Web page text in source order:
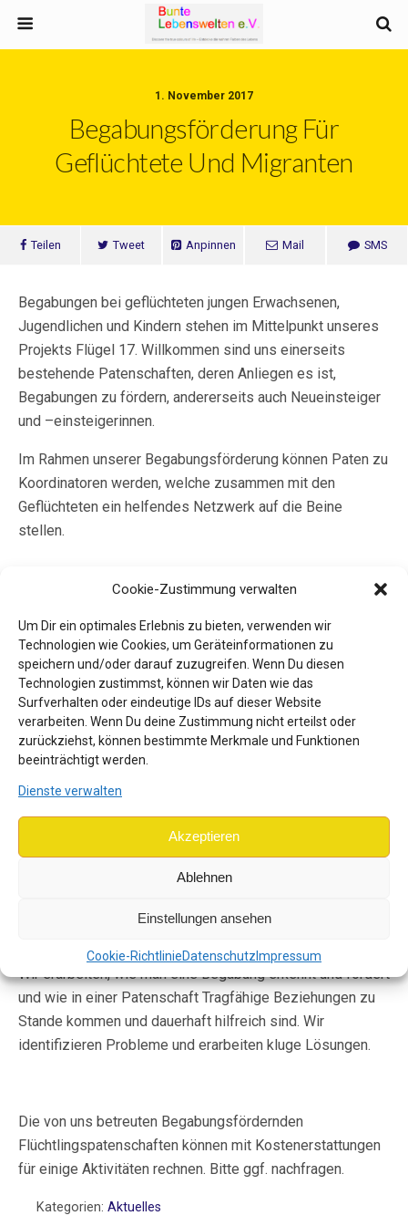
Cookie-Zustimmung verwalten
Um Dir ein optimales Erlebnis zu bieten, verwenden wir
Technologien wie Cookies, um Geräteinformationen zu
speichern und/oder darauf zuzugreifen. Wenn Du diesen
Technologien zustimmst, können wir Daten wie das
Surfverhalten oder eindeutige IDs auf dieser Website
verarbeiten. Wenn Du deine Zustimmung nicht erteilst oder
zurückziehst, können bestimmte Merkmale und Funktionen
beeinträchtigt werden.
Dienste verwalten
Akzeptieren
Ablehnen
Einstellungen ansehen
Cookie-RichtlinieDatenschutzImpressum
1. November 2017
Begabungsförderung Für
Geflüchtete Und Migranten
Teilen Tweet Anpinnen Mail SMS
Begabungen bei geflüchteten jungen Erwachsenen,
Jugendlichen und Kindern stehen im Mittelpunkt unseres
Projekts Flügel 17. Willkommen sind uns einerseits
bestehende Patenschaften, deren Anliegen es ist,
Begabungen zu fördern, andererseits auch Neueinsteiger
und –einsteigerinnen.
Im Rahmen unserer Begabungsförderung können Paten zu
Koordinatoren werden, welche zusammen mit den
Geflüchteten ein helfendes Netzwerk auf die Beine
stellen.
mehr Spaß bekommen, laden wir sie dienstags und
freitags zu den Clowns in Bewegung und den Clakros ein.(
Näheres finden Siehier )
Sie lernen und vermitteln Sprache leichter, spielerischer
und haben mehr Spaß. Spezielle Bewegungsanteile helfen
auf gesundheitlicher Ebene. Gleichzeitig wird Kultur näher
gebracht.
Thema ‚Begabungsförderung in der Betreuung von jungen
Geflüchteten‘. Dazu sind ehrenamtlich Betreuende herzlich
Wir erarbeiten, wie man eine Begabung erkennt und fördert
und wie in einer Patenschaft Tragfähige Beziehungen zu
Stande kommen und dauerhaft hilfreich sind. Wir
identifizieren Probleme und erarbeiten kluge Lösungen.
Die von uns betreuten Begabungsfördernden
Flüchtlingspatenschaften können mit Kostenerstattungen
für einige Aktivitäten rechnen. Bitte ggf. nachfragen.
Kategorien: Aktuelles